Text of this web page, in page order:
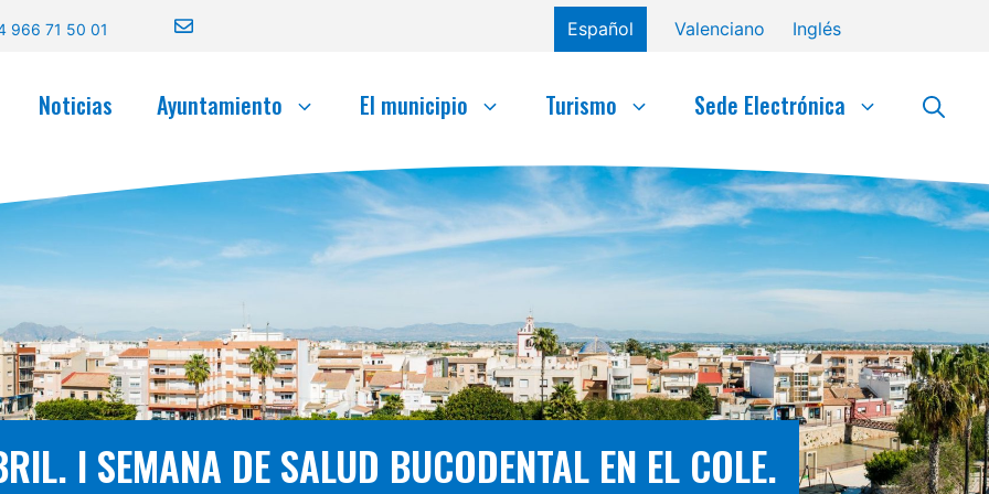
966 71 50 01 Español Valenciano Inglés
Noticias Ayuntamiento El municipio Turismo Sede Electrónica
I SEMANA DE SALUD BUCODENTAL EN EL COLE.